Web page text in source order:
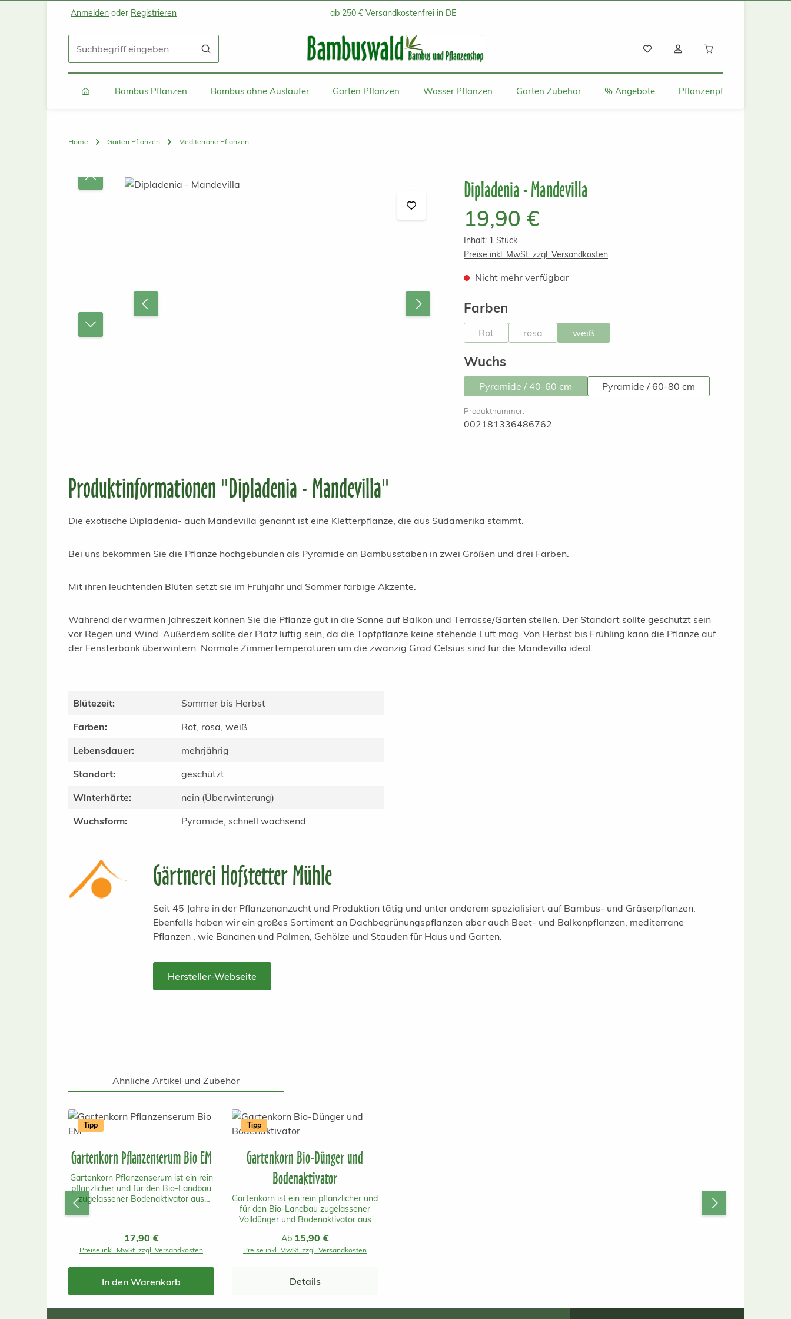
Zum Hauptinhalt springen
Zur Suche springen
Zur Hauptnavigation springen
Anmelden oder Registrieren ab 250 € Versandkostenfrei in DE
Bambus Pflanzen Bambus ohne Ausläufer Garten Pflanzen Wasser Pflanzen Garten Zubehör % Angebote Pflanzenpflege und Tipps
Home Garten Pflanzen Mediterrane Pflanzen
Bildergalerie überspringen Dipladenia - Mandevilla
Regulärer Preis:
19,90 €
Inhalt: 1 Stück
Preise inkl. MwSt. zzgl. Versandkosten
Nicht mehr verfügbar
Farben
Rot
(Diese Option ist zurzeit nicht verfügbar.)
rosa
(Diese Option ist zurzeit nicht verfügbar.)
weiß
(Diese Option ist zurzeit nicht verfügbar.)
Wuchs
Pyramide / 40-60 cm
(Diese Option ist zurzeit nicht verfügbar.)
Pyramide / 60-80 cm
Produktnummer:
002181336486762
Produktinformationen "Dipladenia - Mandevilla"
Die exotische Dipladenia- auch Mandevilla genannt ist eine Kletterpflanze, die aus Südamerika stammt.
Bei uns bekommen Sie die Pflanze hochgebunden als Pyramide an Bambusstäben in zwei Größen und drei Farben.
Mit ihren leuchtenden Blüten setzt sie im Frühjahr und Sommer farbige Akzente.
Während der warmen Jahreszeit können Sie die Pflanze gut in die Sonne auf Balkon und Terrasse/Garten stellen. Der Standort sollte geschützt sein
vor Regen und Wind. Außerdem sollte der Platz luftig sein, da die Topfpflanze keine stehende Luft mag. Von Herbst bis Frühling kann die Pflanze auf
der Fensterbank überwintern. Normale Zimmertemperaturen um die zwanzig Grad Celsius sind für die Mandevilla ideal.
Blütezeit:
Sommer bis Herbst
Farben:
Rot, rosa, weiß
Lebensdauer:
mehrjährig
Standort:
geschützt
Winterhärte:
nein (Überwinterung)
Wuchsform:
Pyramide, schnell wachsend
Gärtnerei Hofstetter Mühle
Seit 45 Jahre in der Pflanzenanzucht und Produktion tätig und unter anderem spezialisiert auf Bambus- und Gräserpflanzen.
Ebenfalls haben wir ein großes Sortiment an Dachbegrünungspflanzen aber auch Beet- und Balkonpflanzen, mediterrane
Pflanzen , wie Bananen und Palmen, Gehölze und Stauden für Haus und Garten.
Hersteller-Webseite
Ähnliche Artikel und Zubehör
Produktgalerie überspringen
Tipp
Gartenkorn Pflanzenserum Bio EM
Gartenkorn Pflanzenserum ist ein rein
pflanzlicher und für den Bio-Landbau
zugelassener Bodenaktivator aus
Österreich mit einer schnellen und
Mikroorganismen.Es beinhaltet keine
tierischen Inhaltsstoffe und ist daher
ist aus gentechnikfreier
österreichischer Produktion. Das
Regulärer Preis:
17,90 €
Preise inkl. MwSt. zzgl. Versandkosten
In den Warenkorb
Tipp
Gartenkorn Bio-Dünger und
Bodenaktivator
Gartenkorn ist ein rein pflanzlicher und
für den Bio-Landbau zugelassener
Volldünger und Bodenaktivator aus
auch langanhaltenden Wirkung.Er
beinhaltet keine tierischen
Umwelt! Gartenkorn ist aus
Regulärer Preis:
Ab 15,90 €
Preise inkl. MwSt. zzgl. Versandkosten
Details